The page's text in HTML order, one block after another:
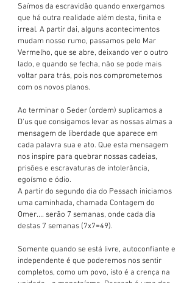
Saímos da escravidão quando enxergamos
que há outra realidade além desta, finita e
irreal. A partir dai, alguns acontecimentos
mudam nosso rumo, passamos pelo Mar
Vermelho, que se abre, deixando ver o outro
lado, e quando se fecha, não se pode mais
voltar para trás, pois nos comprometemos
com os novos planos.
Ao terminar o Seder (ordem) suplicamos a
D'us que consigamos levar as nossas almas a
mensagem de liberdade que aparece em
cada palavra sua e ato. Que esta mensagem
nos inspire para quebrar nossas cadeias,
prisões e escravaturas de intolerância,
egoísmo e ódio.
A partir do segundo dia do Pessach iniciamos
uma caminhada, chamada Contagem do
Omer.... serão 7 semanas, onde cada dia
destas 7 semanas (7x7=49).
Somente quando se está livre, autoconfiante e
independente é que poderemos nos sentir
completos, como um povo, isto é a crença na